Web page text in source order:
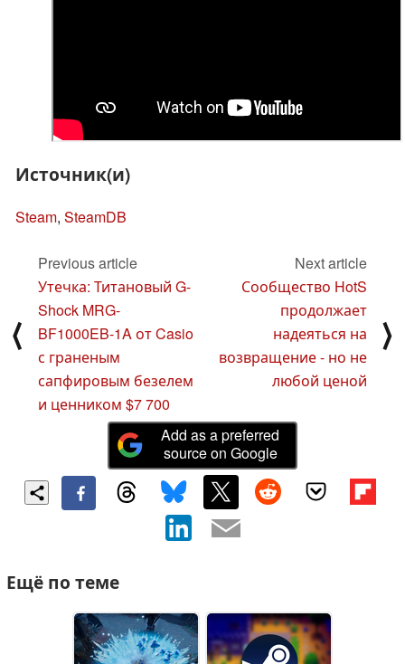
Источник(и)
Steam, SteamDB
⟨
Previous article
Утечка: Титановый G-
Shock MRG-
BF1000EB-1A от Casio
с граненым
сапфировым безелем
и ценником $7 700
Next article
Сообщество HotS
продолжает
надеяться на
возвращение - но не
любой ценой
⟩
Add as a preferred
source on Google
Ещё по теме